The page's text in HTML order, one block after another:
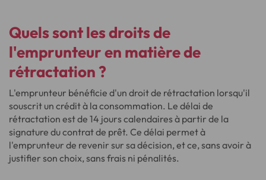
Quels sont les droits de
l'emprunteur en matière de
rétractation ?
L'emprunteur bénéficie d'un droit de rétractation lorsqu'il
souscrit un crédit à la consommation. Le délai de
rétractation est de 14 jours calendaires à partir de la
signature du contrat de prêt. Ce délai permet à
l'emprunteur de revenir sur sa décision, et ce, sans avoir à
justifier son choix, sans frais ni pénalités.